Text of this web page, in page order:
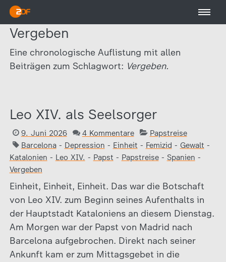
Vergeben
Eine chronologische Auflistung mit allen
Beiträgen zum Schlagwort: Vergeben.
Leo XIV. als Seelsorger
9. Juni 2026 4 Kommentare
Papstreise
Barcelona- Depression - Einheit - Femizid - Gewalt -
Katalonien - Leo XIV. - Papst - Papstreise- Spanien -
Vergeben
Einheit, Einheit, Einheit. Das war die Botschaft
von Leo XIV. zum Beginn seines Aufenthalts in
der Hauptstadt Kataloniens an diesem Dienstag.
Am Morgen war der Papst von Madrid nach
Barcelona aufgebrochen. Direkt nach seiner
Ankunft kam er zum Mittagsgebet in die